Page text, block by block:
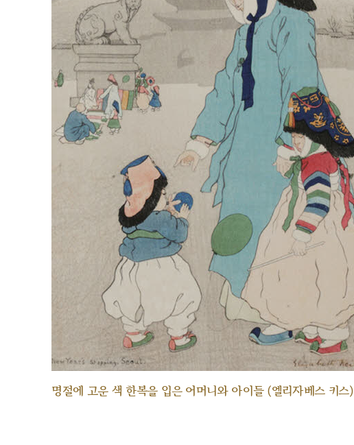
명절에 고운 색 한복을 입은 어머니와 아이들 (엘리자베스 키스)